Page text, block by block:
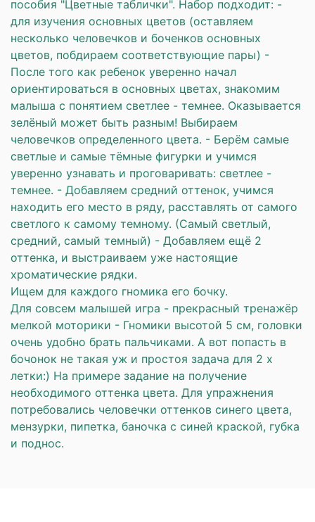
пособия "Цветные таблички". Набор подходит: -
для изучения основных цветов (оставляем
несколько человечков и боченков основных
цветов, побдираем соответствующие пары) -
После того как ребенок уверенно начал
ориентироваться в основных цветах, знакомим
малыша с понятием светлее - темнее. Оказывается
зелёный может быть разным! Выбираем
человечков определенного цвета. - Берём самые
светлые и самые тёмные фигурки и учимся
уверенно узнавать и проговаривать: светлее -
темнее. - Добавляем средний оттенок, учимся
находить его место в ряду, расставлять от самого
светлого к самому темному. (Самый светлый,
средний, самый темный) - Добавляем ещё 2
оттенка, и выстраиваем уже настоящие
хроматические рядки.
Ищем для каждого гномика его бочку.
Для совсем малышей игра - прекрасный тренажёр
мелкой моторики - Гномики высотой 5 см, головки
очень удобно брать пальчиками. А вот попасть в
бочонок не такая уж и простоя задача для 2 х
летки:) На примере задание на получение
необходимого оттенка цвета. Для упражнения
потребовались человечки оттенков синего цвета,
мензурки, пипетка, баночка с синей краской, губка
и поднос.